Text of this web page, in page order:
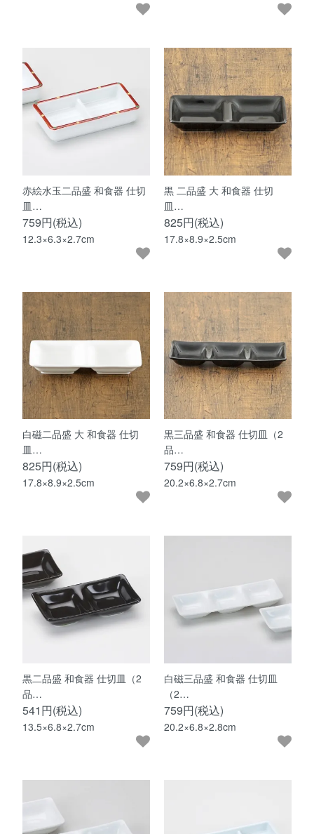
赤絵水玉二品盛 和食器 仕切
皿…
759円(税込)
12.3×6.3×2.7cm
黒 二品盛 大 和食器 仕切
皿…
825円(税込)
17.8×8.9×2.5cm
白磁二品盛 大 和食器 仕切
皿…
825円(税込)
17.8×8.9×2.5cm
黒三品盛 和食器 仕切皿（2
品…
759円(税込)
20.2×6.8×2.7cm
黒二品盛 和食器 仕切皿（2
品…
541円(税込)
13.5×6.8×2.7cm
白磁三品盛 和食器 仕切皿
（2…
759円(税込)
20.2×6.8×2.8cm